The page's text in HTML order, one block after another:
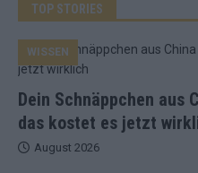
TOP STORIES
Dein Schnäppchen aus
das kostet es jetzt
WISSEN
August 2026